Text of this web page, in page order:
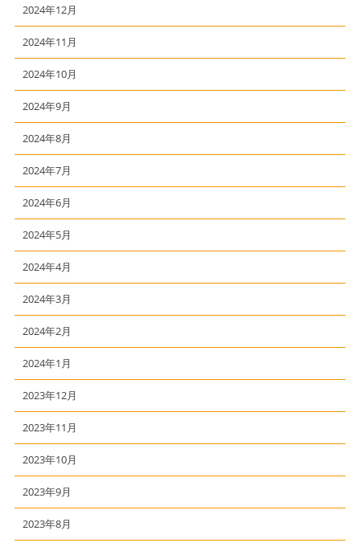
2024年12月
2024年11月
2024年10月
2024年9月
2024年8月
2024年7月
2024年6月
2024年5月
2024年4月
2024年3月
2024年2月
2024年1月
2023年12月
2023年11月
2023年10月
2023年9月
2023年8月